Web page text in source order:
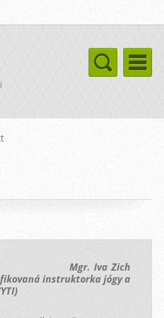
Mgr. Iva Zich
instruktorka jógy a